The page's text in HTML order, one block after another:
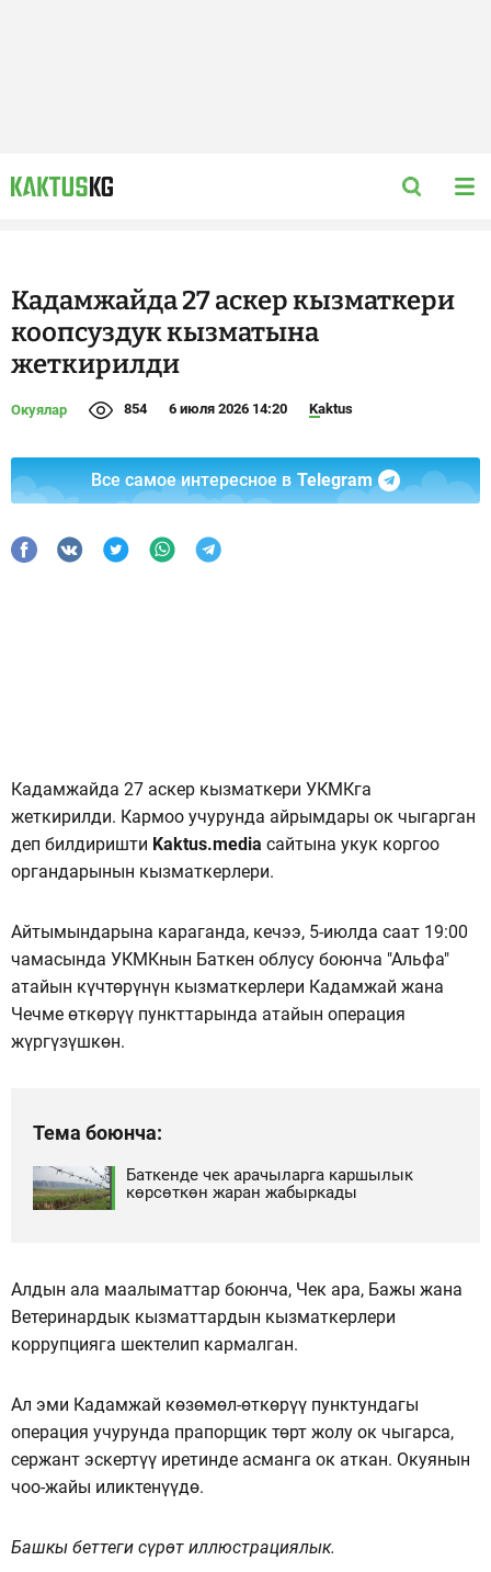
Кадамжайда 27 аскер кызматкери
коопсуздук кызматына
жеткирилди
Окуялар 854 6 июля 2026 14:20 Kaktus
Все самое интересное в Telegram
Кадамжайда 27 аскер кызматкери УКМКга
жеткирилди. Кармоо учурунда айрымдары ок чыгарган
деп билдиришти Kaktus.media сайтына укук коргоо
органдарынын кызматкерлери.
Айтымындарына караганда, кечээ, 5-июлда саат 19:00
чамасында УКМКнын Баткен облусу боюнча "Альфа"
атайын күчтөрүнүн кызматкерлери Кадамжай жана
Чечме өткөрүү пункттарында атайын операция
жүргүзүшкөн.
Тема боюнча:
Баткенде чек арачыларга каршылык
көрсөткөн жаран жабыркады
Алдын ала маалыматтар боюнча, Чек ара, Бажы жана
Ветеринардык кызматтардын кызматкерлери
коррупцияга шектелип кармалган.
Ал эми Кадамжай көзөмөл-өткөрүү пунктундагы
операция учурунда прапорщик төрт жолу ок чыгарса,
сержант эскертүү иретинде асманга ок аткан. Окуянын
чоо-жайы иликтенүүдө.
Башкы беттеги сүрөт иллюстрациялык.